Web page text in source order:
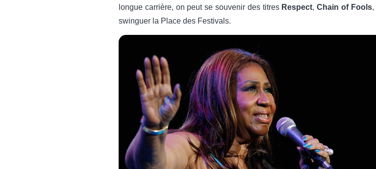
longue carrière, on peut se souvenir des titres Respect,Chain of Fools,
swinguer la Place des Festivals.